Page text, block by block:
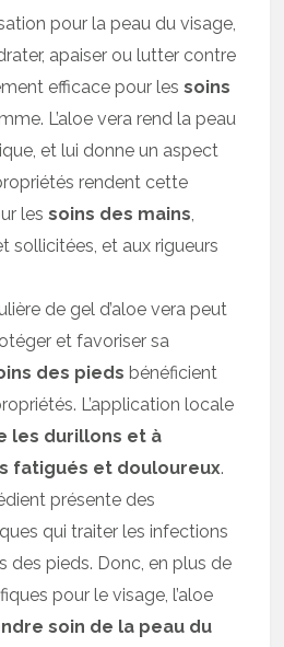
pour la peau du visage,
apaiser ou lutter contre
efficace pour lessoins
L’aloe vera rend la peau
et lui donne un aspect
rendent cette
lessoins des mains,
sollicitées, et aux rigueurs
de gel d’aloe vera peut
et favoriser sa
des piedsbénéficient
L’application locale
les durillons et à
fatigués et douloureux.
présente des
qui traiter les infections
des pieds. Donc, en plus de
pour le visage, l’aloe
soin de la peau du